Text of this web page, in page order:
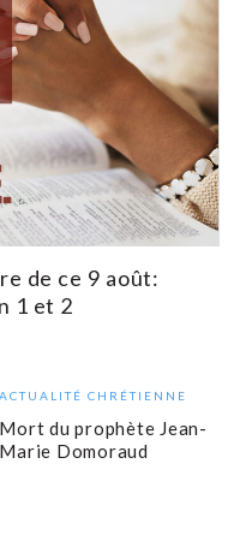
de ce 9 août:
1 et 2
ACTUALITÉ CHRÉTIENNE
Mort du prophète Jean-
Marie Domoraud